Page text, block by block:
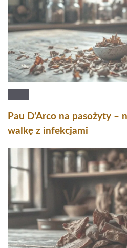
Pau D’Arco na pasożyty –
walkę z infekcjami